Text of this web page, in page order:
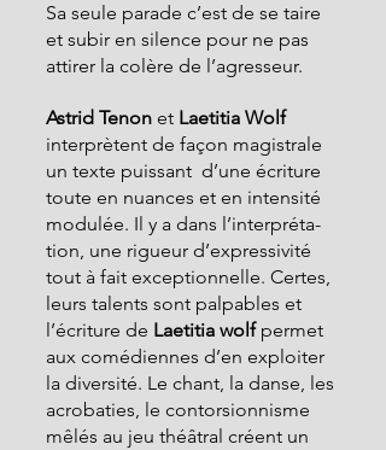
Sa seule parade c’est de se taire
et subir en silence pour ne pas
attirer la colère de l’agresseur.
Astrid Tenon et Laetitia Wolf
interprètent de façon magistrale
un texte puissant  d’une écriture
toute en nuances et en intensité
modulée. Il y a dans l’interpréta-
tion, une rigueur d’expressivité
tout à fait exceptionnelle. Certes,
leurs talents sont palpables et
l’écriture de Laetitia wolf permet
aux comédiennes d’en exploiter
la diversité. Le chant, la danse, les
acrobaties, le contorsionnisme
mêlés au jeu théâtral créent un